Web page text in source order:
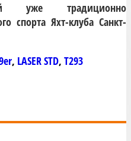
уже традиционно
спорта Яхт-клуба Санкт-
, LASER STD, T293